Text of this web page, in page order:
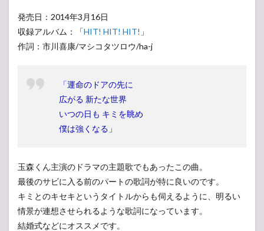
発売日：2014年3月16日
収録アルバム：「HIT! HIT! HIT! 」
作詞：市川喜康/マシコタツロウ/ha-j
「運命のドアの先に
広がる 新たな世界
いつの日も キミを眺め
僕は強くなる」
玉森くん主演のドラマの主題歌でもあったこの曲。
最後のサビに入る前のパートの歌詞が特に良いのです。
キミとのキセキというタイトルからも伺えるように、明るい
情景が連想させられるような歌詞になっています。
結婚式などにオススメです。